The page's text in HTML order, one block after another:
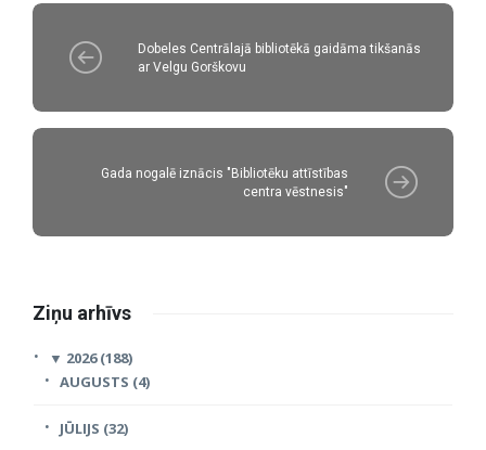
Dobeles Centrālajā bibliotēkā gaidāma tikšanās
ar Velgu Gorškovu
Gada nogalē iznācis "Bibliotēku attīstības
centra vēstnesis"
Ziņu arhīvs
▼ 2026 (188)
AUGUSTS (4)
JŪLIJS (32)